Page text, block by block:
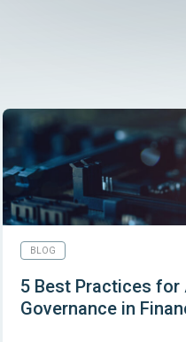
BLOG
5 Best Practices for
Governance in